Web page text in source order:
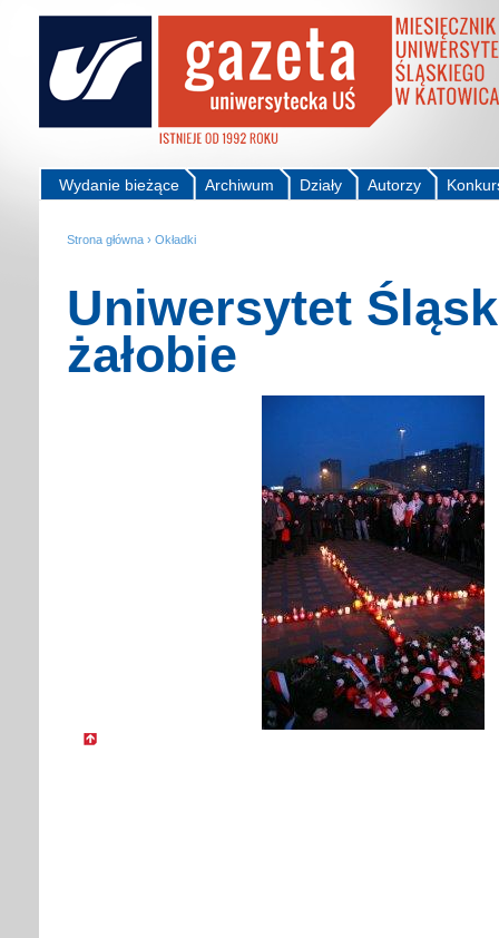
Autorzy
Działy
Archiwum
Wydanie bieżące
Strona główna › Okładki
Uniwersytet
żałobie